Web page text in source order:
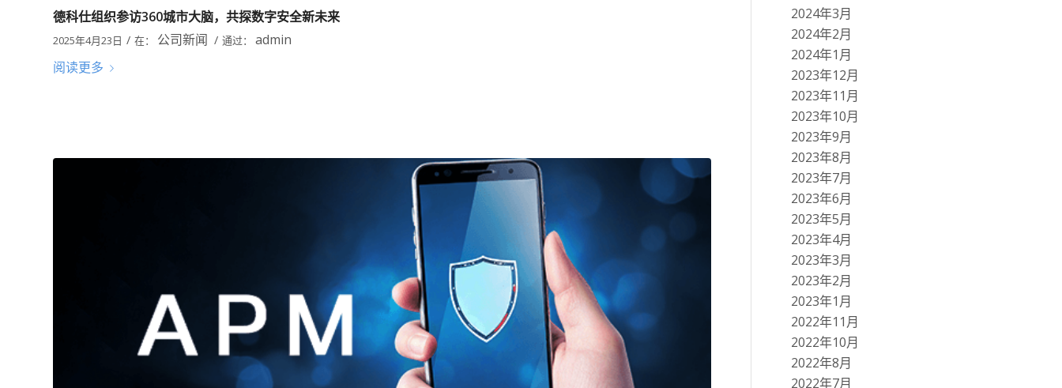
德科仕组织参访360城市大脑，共探数字安全新未来
2025年4月23日 / 在： 公司新闻 / 通过： admin
阅读更多
2024年3月
2024年2月
2024年1月
2023年12月
2023年11月
2023年10月
2023年9月
2023年8月
2023年7月
2023年6月
2023年5月
2023年4月
2023年3月
2023年2月
2023年1月
2022年11月
2022年10月
2022年8月
2022年7月